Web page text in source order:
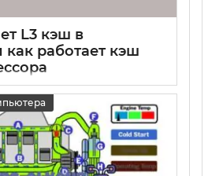
L3 кэш в
как работает кэш